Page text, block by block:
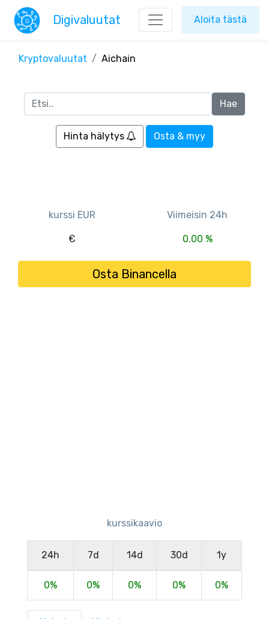
Digivaluutat Aloita tästä
Kryptovaluutat Aichain
Hinta hälytys Osta & myy
kurssi EUR
€
Viimeisin 24h
0.00 %
Osta Binancella
kurssikaavio
24h 7d 14d 30d 1y
0% 0% 0% 0% 0%